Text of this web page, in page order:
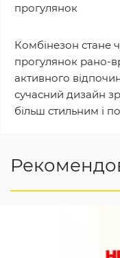
прогулянок
Комбінезон стане
прогулянок рано-
активного
сучасний дизайн
більш стильним і